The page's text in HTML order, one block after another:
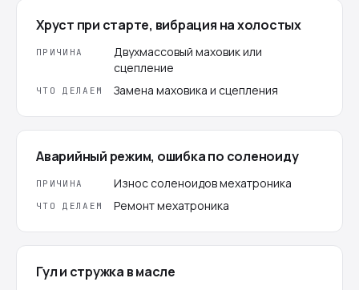
Хруст при старте, вибрация на холостых
ПРИЧИНА
Двухмассовый маховик или
сцепление
ЧТО ДЕЛАЕМ Замена маховика и сцепления
Аварийный режим, ошибка по соленоиду
ПРИЧИНА Износ соленоидов мехатроника
ЧТО ДЕЛАЕМ Ремонт мехатроника
Гул и стружка в масле